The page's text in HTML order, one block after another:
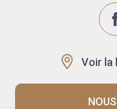
Voir la